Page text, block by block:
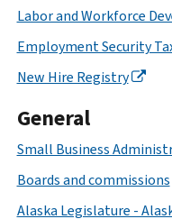
Labor and Workforce
Employment Security
New Hire Registry
General
Small Business
Boards and commissions
Alaska Legislature -